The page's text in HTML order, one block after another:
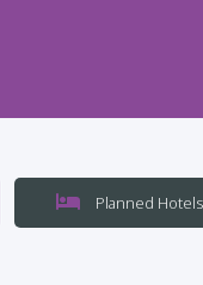
Planned Hotels